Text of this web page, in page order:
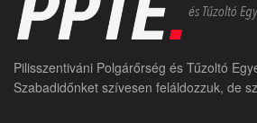
Pilisszentiváni Polgárőrség és Tűzoltó
Szabadidőnket szívesen feláldozzuk, de